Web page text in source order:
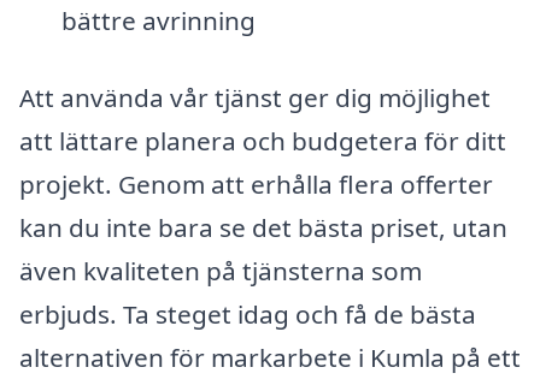
bättre avrinning
Att använda vår tjänst ger dig möjlighet
att lättare planera och budgetera för ditt
projekt. Genom att erhålla flera offerter
kan du inte bara se det bästa priset, utan
även kvaliteten på tjänsterna som
erbjuds. Ta steget idag och få de bästa
alternativen för markarbete i Kumla på ett